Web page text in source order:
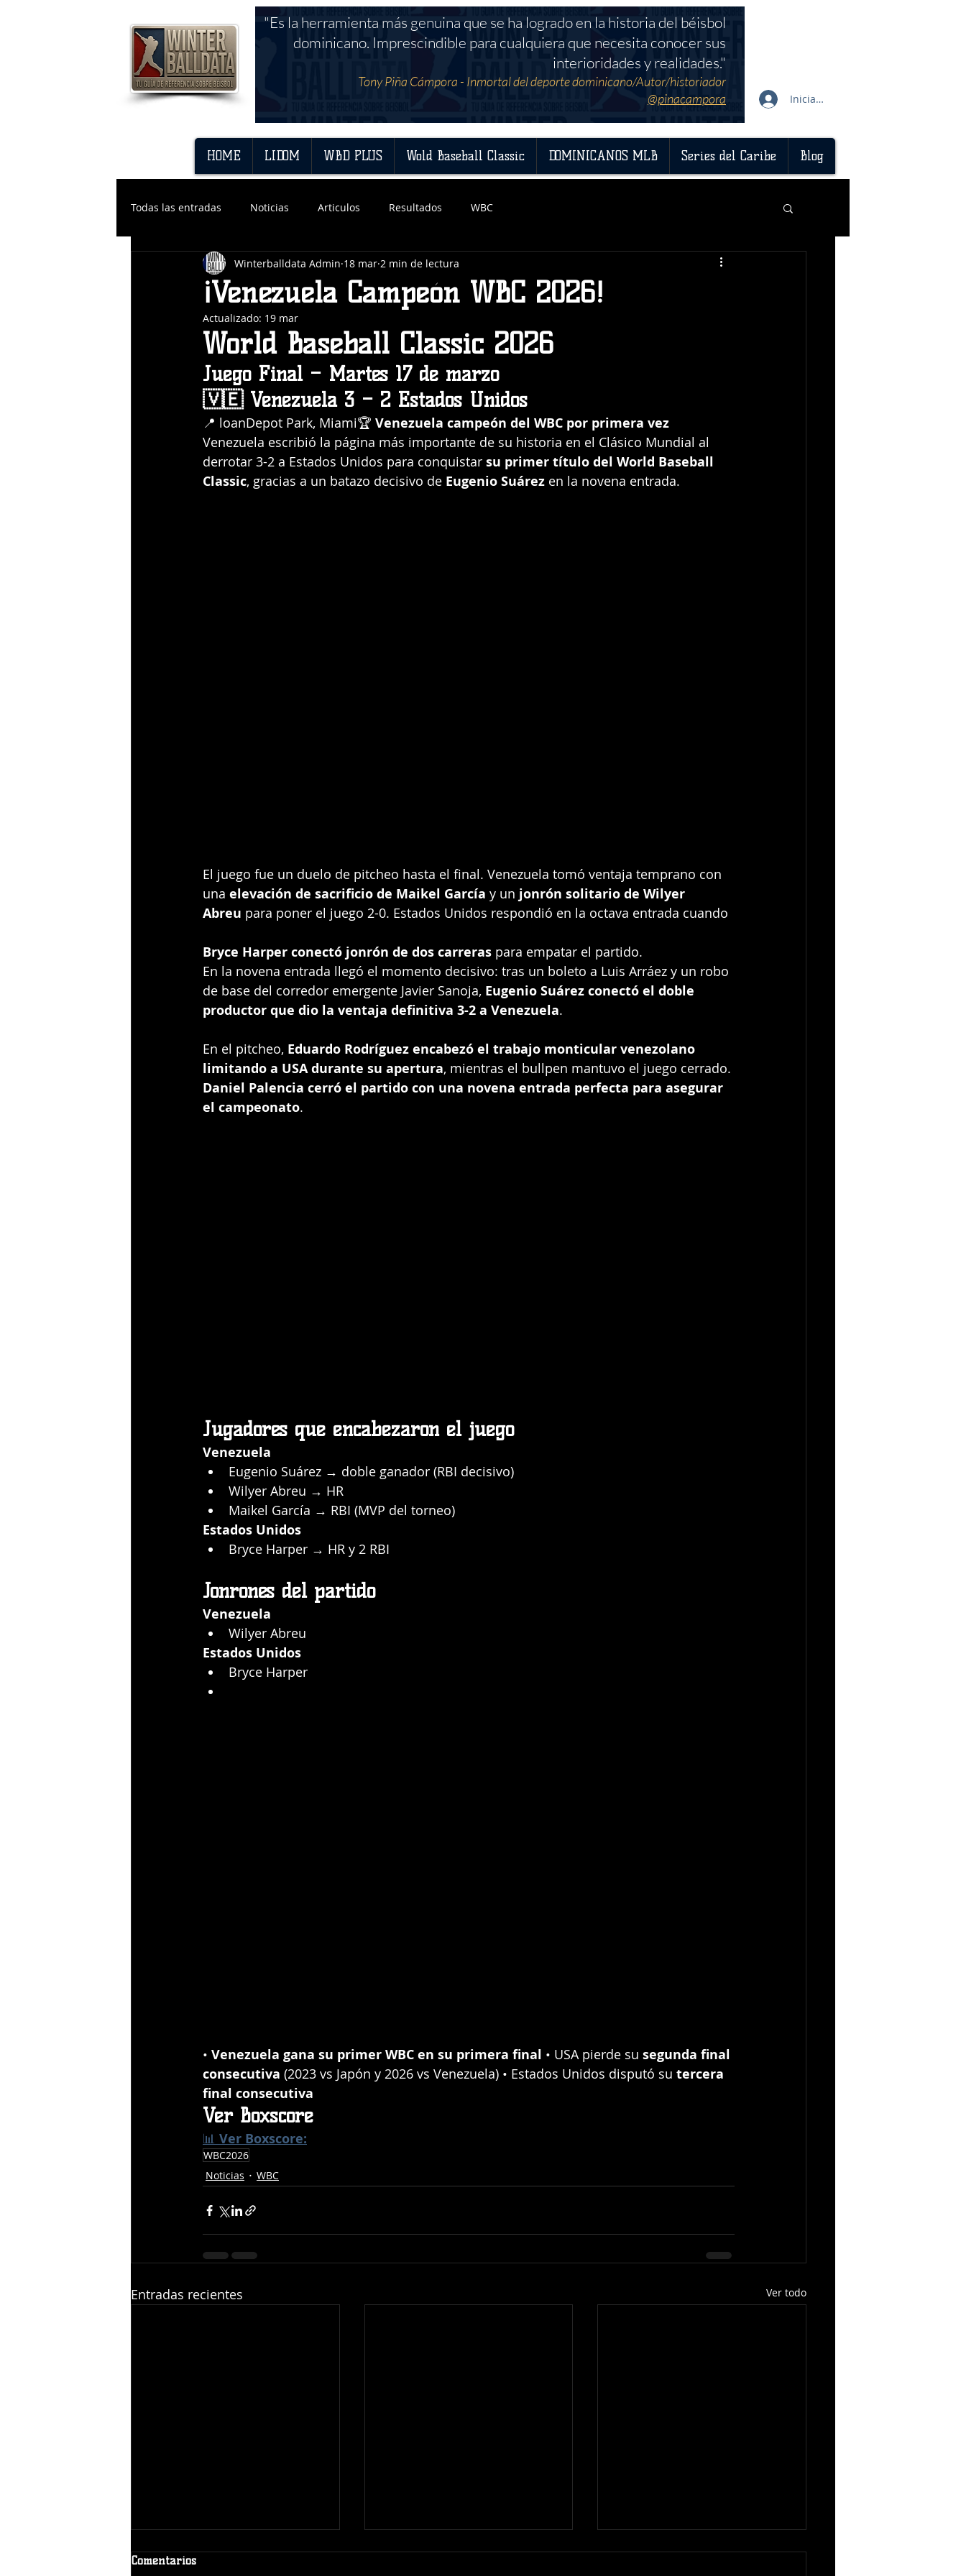
Iniciar sesión
HOME LIDOM WBD PLUS Wold Baseball Classic DOMINICANOS MLB Series del Caribe Blog
"Es la herramienta más genuina que se ha logrado en la historia del béisbol
dominicano. Imprescindible para cualquiera que necesita conocer sus
interioridades y realidades."
Tony Piña Cámpora - Inmortal del deporte dominicano/Autor/historiador
@pinacampora
Todas las entradas Noticias Articulos Resultados WBC
¡Venezuela Campeón WBC 2026!
Winterballdata Admin 18 mar 2 min de lectura
Actualizado: 19 mar
World Baseball Classic 2026
Juego Final – Martes 17 de marzo
🇻🇪 Venezuela 3 – 2 Estados Unidos
📍 loanDepot Park, Miami🏆 Venezuela campeón del WBC por primera vez
Venezuela escribió la página más importante de su historia en el Clásico Mundial al
derrotar 3-2 a Estados Unidos para conquistar su primer título del World Baseball
Classic, gracias a un batazo decisivo de Eugenio Suárez en la novena entrada.
El juego fue un duelo de pitcheo hasta el final. Venezuela tomó ventaja temprano con
una elevación de sacrificio de Maikel García y un jonrón solitario de Wilyer
Abreu para poner el juego 2-0. Estados Unidos respondió en la octava entrada cuando
Bryce Harper conectó jonrón de dos carreras para empatar el partido.
En la novena entrada llegó el momento decisivo: tras un boleto a Luis Arráez y un robo
de base del corredor emergente Javier Sanoja, Eugenio Suárez conectó el doble
productor que dio la ventaja definitiva 3-2 a Venezuela.
En el pitcheo, Eduardo Rodríguez encabezó el trabajo monticular venezolano
limitando a USA durante su apertura, mientras el bullpen mantuvo el juego cerrado.
Daniel Palencia cerró el partido con una novena entrada perfecta para asegurar
el campeonato.
Jugadores que encabezaron el juego
Venezuela
Eugenio Suárez → doble ganador (RBI decisivo)
Wilyer Abreu → HR
Maikel García → RBI (MVP del torneo)
Estados Unidos
Bryce Harper → HR y 2 RBI
Jonrones del partido
Venezuela
Wilyer Abreu
Estados Unidos
Bryce Harper
• Venezuela gana su primer WBC en su primera final • USA pierde su segunda final
consecutiva (2023 vs Japón y 2026 vs Venezuela) • Estados Unidos disputó su tercera
final consecutiva
Ver Boxscore
📊 Ver Boxscore:
WBC2026
Noticias
WBC
Entradas recientes Ver todo
Comentarios